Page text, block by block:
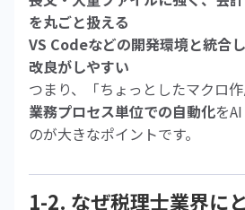
を丸ごと扱える
VS Codeなどの開発環境と統合
改良がしやすい
つまり、「ちょっとしたマクロ作
業務プロセス単位での自動化を
のが大きなポイントです。
1-2. なぜ税理士業界に